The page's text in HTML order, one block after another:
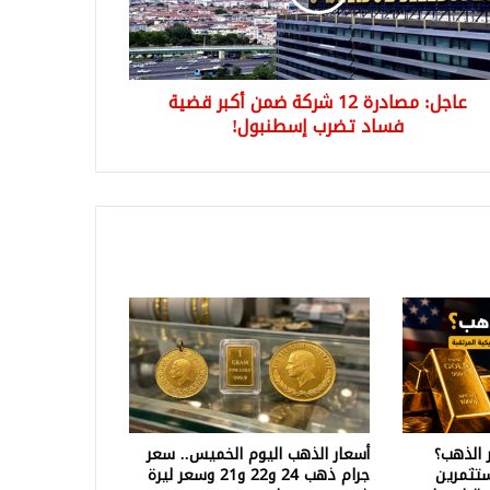
عاجل: مصادرة 12 شركة ضمن أكبر قضية
فساد تضرب إسطنبول!
الذهب؟ أسعار الذهب اليوم الخميس.. سعر
جرام ذهب 24 و22 و21 وسعر ليرة